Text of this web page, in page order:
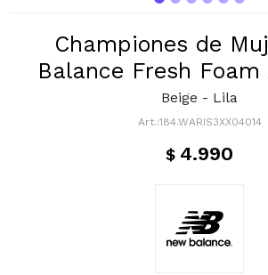
Championes de
Balance Fresh Foam
Beige - Lila
184.WARIS3XX04014
$ 4.990